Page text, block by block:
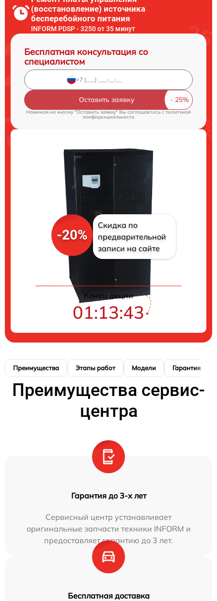
(восстановление) источника
бесперебойного питания
INFORM PDSP - 3250 от 35 минут
Бесплатная консультация со
специалистом
Оставить заявку
Нажимая на кнопку "Оставить заявку" Вы соглашаетесь cполитикой
конфиденциальности
-20%
Скидка по
предварительной
записи на сайте
Конец акции
01:13:42
Преимущества Этапы работ Модели Гарантия
Преимущества сервис-
центра
Гарантия до 3-х лет
Сервисный центр устанавливает
оригинальные запчасти техники INFORM и
предоставляет гарантию до 3 лет.
Бесплатная доставка